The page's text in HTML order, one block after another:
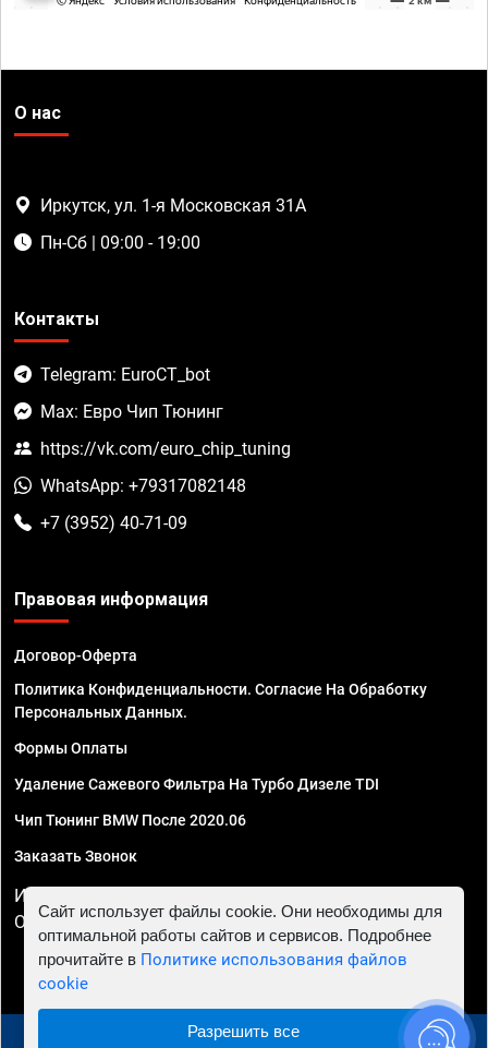
О нас
Иркутск, ул. 1-я Московская 31А
Пн-Сб | 09:00 - 19:00
Контакты
Telegram: EuroCT_bot
Max: Евро Чип Тюнинг
https://vk.com/euro_chip_tuning
WhatsApp: +79317082148
+7 (3952) 40-71-09
Правовая информация
Договор-Оферта
Политика Конфиденциальности. Согласие На Обработку
Персональных Данных.
Формы Оплаты
Удаление Сажевого Фильтра На Турбо Дизеле TDI
Чип Тюнинг BMW После 2020.06
Заказать Звонок
ИП Смирнов Георгий Павлович. ИНН 781302555843,
ОГРНИП 324470400032610
© 2010 - 2026 Чип тюнинг в Иркутске - Автосервис
Сайт использует файлы cookie. Они необходимы для
оптимальной работы сайтов и сервисов. Подробнее
прочитайте в Политике использования файлов
cookie
Разрешить все